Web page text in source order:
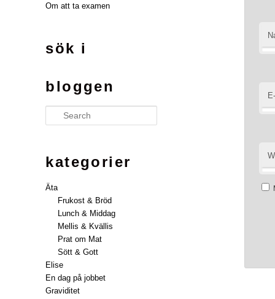
Om att ta examen
sök i
bloggen
Search
kategorier
Äta
Frukost & Bröd
Lunch & Middag
Mellis & Kvällis
Prat om Mat
Sött & Gott
Elise
En dag på jobbet
Graviditet